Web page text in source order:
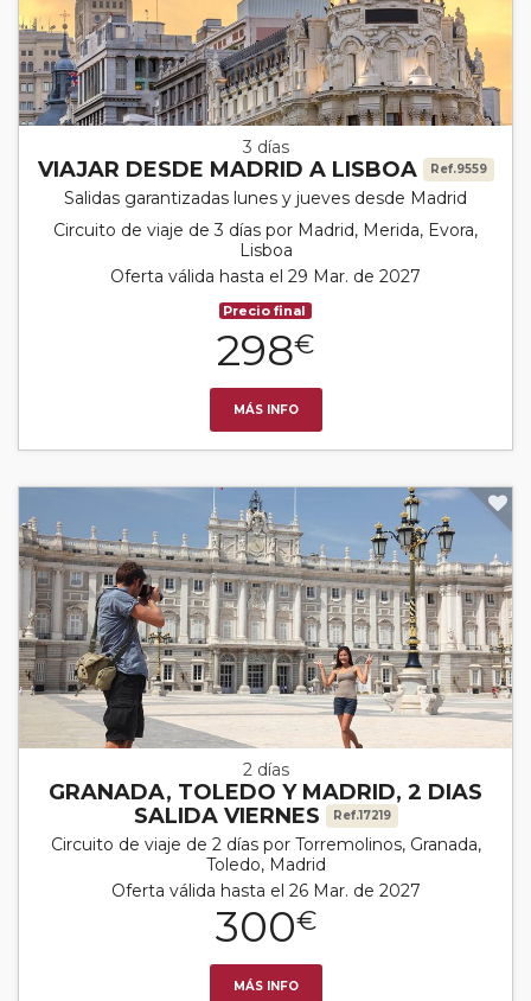
3 días
VIAJAR DESDE MADRID A LISBOA Ref.9559
Salidas garantizadas lunes y jueves desde Madrid
Circuito de viaje de 3 días por Madrid, Merida, Evora,
Lisboa
Oferta válida hasta el 29 Mar. de 2027
Precio final
298€
MÁS INFO
2 días
GRANADA, TOLEDO Y MADRID, 2 DIAS
SALIDA VIERNES
Ref.17219
Circuito de viaje de 2 días por Torremolinos, Granada,
Toledo, Madrid
Oferta válida hasta el 26 Mar. de 2027
300€
MÁS INFO